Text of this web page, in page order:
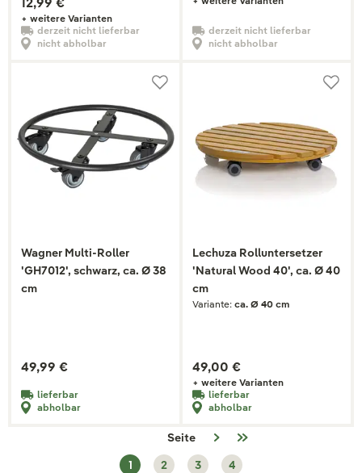
+ weitere Varianten
derzeit nicht lieferbar
nicht abholbar
derzeit nicht lieferbar
nicht abholbar
Wagner Multi-Roller
'GH7012', schwarz, ca. Ø 38
cm
49,99 €
lieferbar
abholbar
Lechuza Rolluntersetzer
'Natural Wood 40', ca. Ø 40
cm
Variante: ca. Ø 40 cm
49,00 €
+ weitere Varianten
lieferbar
abholbar
Seite
1
2 3 4